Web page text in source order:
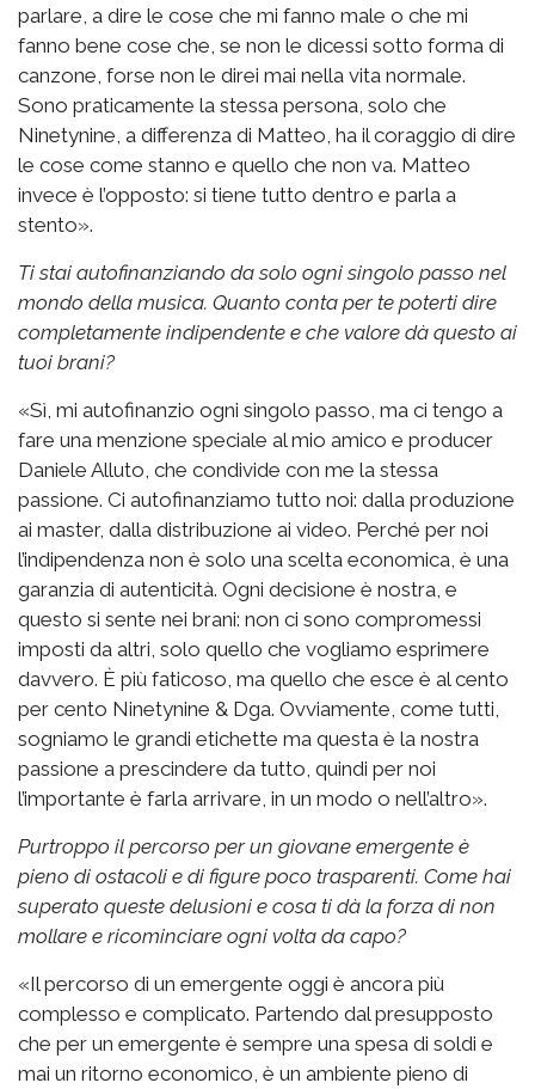
parlare, a dire le cose che mi fanno male o che mi
fanno bene cose che, se non le dicessi sotto forma di
canzone, forse non le direi mai nella vita normale.
Sono praticamente la stessa persona, solo che
Ninetynine, a differenza di Matteo, ha il coraggio di dire
le cose come stanno e quello che non va. Matteo
invece è l’opposto: si tiene tutto dentro e parla a
stento».
Ti stai autofinanziando da solo ogni singolo passo nel
mondo della musica. Quanto conta per te poterti dire
completamente indipendente e che valore dà questo ai
tuoi brani?
«Sì, mi autofinanzio ogni singolo passo, ma ci tengo a
fare una menzione speciale al mio amico e producer
Daniele Alluto, che condivide con me la stessa
passione. Ci autofinanziamo tutto noi: dalla produzione
ai master, dalla distribuzione ai video. Perché per noi
l’indipendenza non è solo una scelta economica, è una
garanzia di autenticità. Ogni decisione è nostra, e
questo si sente nei brani: non ci sono compromessi
imposti da altri, solo quello che vogliamo esprimere
davvero. È più faticoso, ma quello che esce è al cento
per cento Ninetynine & Dga. Ovviamente, come tutti,
sogniamo le grandi etichette ma questa è la nostra
passione a prescindere da tutto, quindi per noi
l’importante è farla arrivare, in un modo o nell’altro».
Purtroppo il percorso per un giovane emergente è
pieno di ostacoli e di figure poco trasparenti. Come hai
superato queste delusioni e cosa ti dà la forza di non
mollare e ricominciare ogni volta da capo?
«Il percorso di un emergente oggi è ancora più
complesso e complicato. Partendo dal presupposto
che per un emergente è sempre una spesa di soldi e
mai un ritorno economico, è un ambiente pieno di